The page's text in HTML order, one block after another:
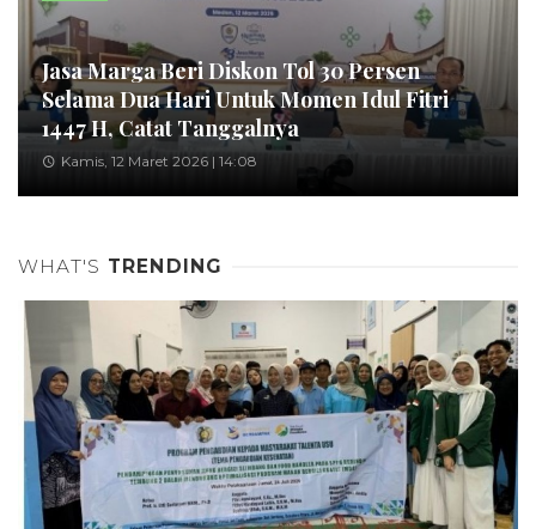
Jasa Marga Beri Diskon Tol 30 Persen
Selama Dua Hari Untuk Momen Idul Fitri
1447 H, Catat Tanggalnya
Kamis, 12 Maret 2026 | 14:08
WHAT'S TRENDING